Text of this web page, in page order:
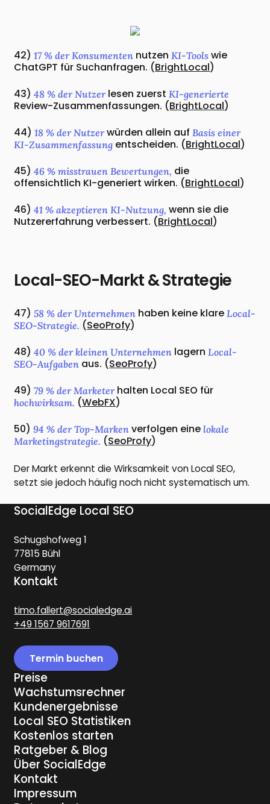
42)17 % der Konsumenten nutzenKI-Tools wie
ChatGPT für Suchanfragen. (BrightLocal)
43)48 % der Nutzerlesen zuerstKI-generierte
Review-Zusammenfassungen. (BrightLocal)
44)18 % der Nutzerwürden allein aufBasis einer
KI-Zusammenfassung entscheiden. (BrightLocal)
45)46 % misstrauen Bewertungen, die
offensichtlich KI-generiert wirken. (BrightLocal)
46)41 % akzeptieren KI-Nutzung, wenn sie die
Nutzererfahrung verbessert. (BrightLocal)
Local-SEO-Markt & Strategie
47)58 % der Unternehmen haben keine klareLocal-
SEO-Strategie. (SeoProfy)
48)40 % der kleinen Unternehmen lagernLocal-
SEO-Aufgaben aus. (SeoProfy)
49)79 % der Marketerhalten Local SEO für
hochwirksam. (WebFX)
50) 94 % der Top-Marken verfolgen einelokale
Marketingstrategie. (SeoProfy)
Der Markt erkennt die Wirksamkeit von Local SEO,
setzt sie jedoch häufig noch nicht systematisch um.
SocialEdge Local SEO
Schugshofweg 1
77815 Bühl
Germany
Kontakt
timo.fallert@socialedge.ai
+49 1567 9617691
Termin buchen
Termin buchen
Preise
Wachstumsrechner
Kundenergebnisse
Local SEO Statistiken
Kostenlos starten
Ratgeber & Blog
Über SocialEdge
Kontakt
Impressum